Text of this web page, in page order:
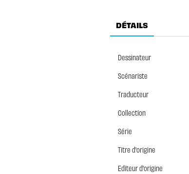
DÉTAILS
Dessinateur
Scénariste
Traducteur
Collection
Série
Titre d'origine
Editeur d'origine